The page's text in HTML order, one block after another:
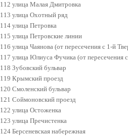
112 улица Малая Дмитровка
113 улица Охотный ряд
114 улица Петровка
115 улица Петровские линии
116 улица Чаянова (от пересечения с 1-й
117 улица Юлиуса Фучика (от пересечения
118 Зубовский бульвар
119 Крымский проезд
120 Смоленский бульвар
121 Соймоновский проезд
122 улица Остоженка
123 улица Пречистенка
124 Берсеневская набережная